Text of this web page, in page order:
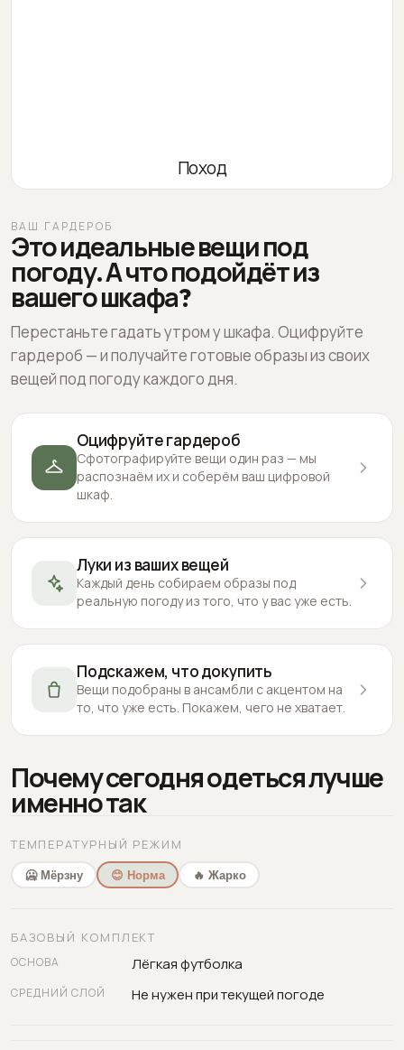
Поход
ВАШ ГАРДЕРОБ
Это идеальные вещи под
погоду. А что подойдёт из
вашего шкафа?
Перестаньте гадать утром у шкафа. Оцифруйте
гардероб — и получайте готовые образы из своих
вещей под погоду каждого дня.
Оцифруйте гардероб
Сфотографируйте вещи один раз — мы
распознаём их и соберём ваш цифровой
шкаф.
Луки из ваших вещей
Каждый день собираем образы под
реальную погоду из того, что у вас уже есть.
Подскажем, что докупить
Вещи подобраны в ансамбли с акцентом на
то, что уже есть. Покажем, чего не хватает.
Почему сегодня одеться лучше
именно так
ТЕМПЕРАТУРНЫЙ РЕЖИМ
🥶 Мёрзну 😊 Норма 🔥 Жарко
БАЗОВЫЙ КОМПЛЕКТ
ОСНОВА Лёгкая футболка
СРЕДНИЙ СЛОЙ Не нужен при текущей погоде